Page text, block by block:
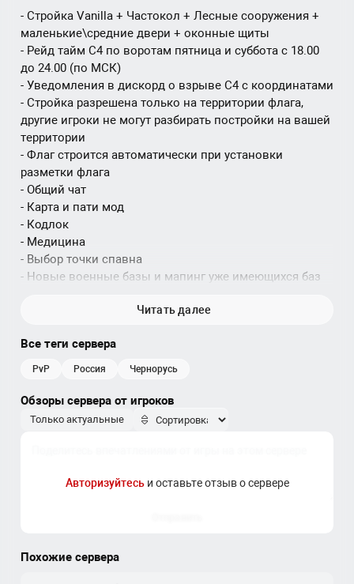
- Стройка Vanilla + Частокол + Лесные сооружения +
маленькие\средние двери + оконные щиты
- Рейд тайм С4 по воротам пятница и суббота с 18.00
до 24.00 (по МСК)
- Уведомления в дискорд о взрыве С4 с координатами
- Стройка разрешена только на территории флага,
другие игроки не могут разбирать постройки на вашей
территории
- Флаг строится автоматически при установки
разметки флага
- Общий чат
- Карта и пати мод
- Кодлок
- Медицина
- Выбор точки спавна
- Новые военные базы и мапинг уже имеющихся баз
- Дополнительная одежда и амуниция
вооружения
- Дополнительные машины (ванильные машины
- Вертолёты
- Радио в машинах
- Увеличена выносливость X5
- Можно смотреть инвентарь в машине
Читать далее
Все теги сервера
PvP россия чернорусь
Обзоры сервера от игроков
Только актуальные
Авторизуйтесьи оставьте отзыв о сервере
Похожие сервера